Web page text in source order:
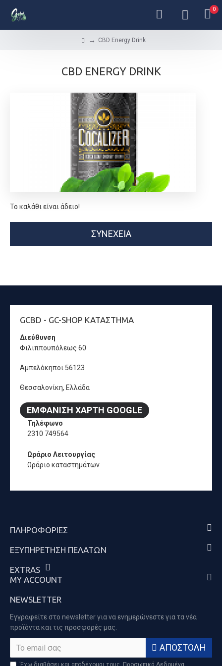
0
CBD Energy Drink
CBD ENERGY DRINK
Το καλάθι είναι άδειο!
ΣΥΝΈΧΕΙΑ
GCBD - GC-SHOP ΚΑΤΆΣΤΗΜΑ
Διεύθυνση
Φιλιππουπόλεως 60
Αμπελόκηποι 56123
Θεσσαλονίκη, Ελλάδα
ΕΜΦΆΝΙΣΗ ΧΆΡΤΗ GOOGLE
Τηλέφωνο
2310 749564
Ωράριο Λειτουργίας
Ωράριο καταστημάτων
ΠΛΗΡΟΦΟΡΊΕΣ
ΕΞΥΠΗΡΈΤΗΣΗ ΠΕΛΑΤΏΝ
EXTRAS
MY ACCOUNT
NEWSLETTER
Εγγραφείτε στο newsletter για να ενημερώνεστε για τα νέα
προϊόντα και τις προσφορές μας.
ΑΠΟΣΤΟΛΉ
Έχω διαβάσει και αποδέχομαι τους Προσωπικά Δεδομένα